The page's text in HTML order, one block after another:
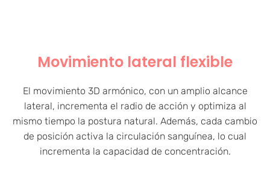
Movimiento lateral flexible
El movimiento 3D armónico, con un amplio alcance
lateral, incrementa el radio de acción y optimiza al
mismo tiempo la postura natural. Además, cada cambio
de posición activa la circulación sanguínea, lo cual
incrementa la capacidad de concentración.